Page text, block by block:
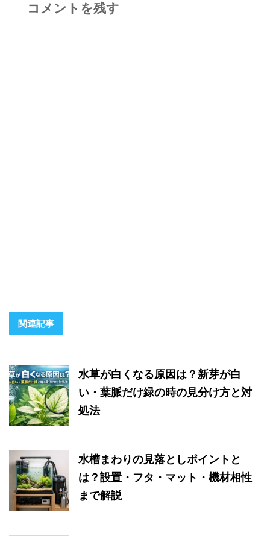
コメントを残す
関連記事
水草が白くなる原因は？新芽が白
い・葉脈だけ緑の時の見分け方と対
処法
水槽まわりの見落としポイントと
は？設置・フタ・マット・機材相性
まで解説